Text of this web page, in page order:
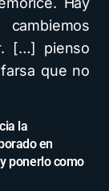
[…] pienso
que no
la
en
ponerlo como